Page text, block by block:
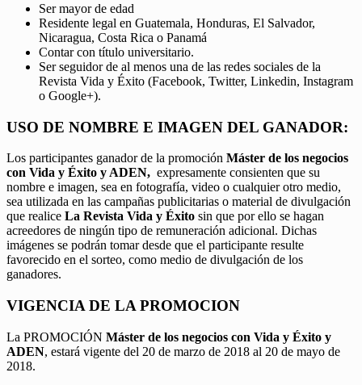
Ser mayor de edad
Residente legal en Guatemala, Honduras, El Salvador,
Nicaragua, Costa Rica o Panamá
Contar con título universitario.
Ser seguidor de al menos una de las redes sociales de la
Revista Vida y Éxito (Facebook, Twitter, Linkedin, Instagram
o Google+).
USO DE NOMBRE E IMAGEN DEL GANADOR:
Los participantes ganador de la promoción Máster de los negocios
con Vida y Éxito y ADEN, expresamente consienten que su
nombre e imagen, sea en fotografía, video o cualquier otro medio,
sea utilizada en las campañas publicitarias o material de divulgación
que realice La Revista Vida y Éxito sin que por ello se hagan
acreedores de ningún tipo de remuneración adicional. Dichas
imágenes se podrán tomar desde que el participante resulte
favorecido en el sorteo, como medio de divulgación de los
ganadores.
VIGENCIA DE LA PROMOCION
La PROMOCIÓN Máster de los negocios con Vida y Éxito y
ADEN, estará vigente del 20 de marzo de 2018 al 20 de mayo de
2018.